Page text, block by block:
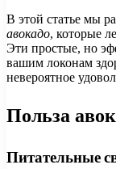
В этой статье мы
авокадо, которые
Эти простые, но
вашим локонам
невероятное
Польза
Питательные